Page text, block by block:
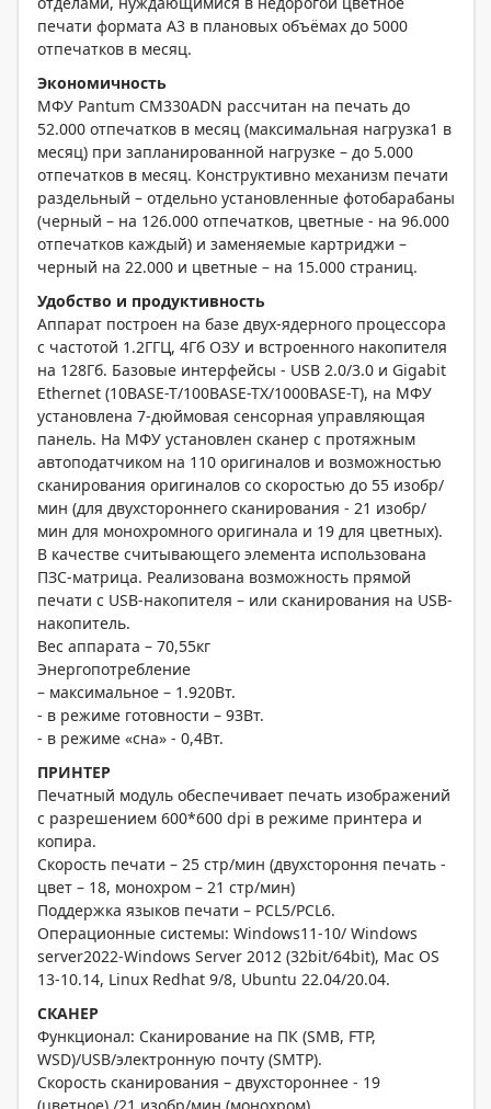
печати формата А3 в плановых объёмах до 5000
отпечатков в месяц.
Экономичность
МФУ Pantum СM330ADN рассчитан на печать до
52.000 отпечатков в месяц (максимальная нагрузка1 в
месяц) при запланированной нагрузке – до 5.000
отпечатков в месяц. Конструктивно механизм печати
раздельный – отдельно установленные фотобарабаны
(черный – на 126.000 отпечатков, цветные - на 96.000
отпечатков каждый) и заменяемые картриджи –
черный на 22.000 и цветные – на 15.000 страниц.
Удобство и продуктивность
Аппарат построен на базе двух-ядерного процессора
с частотой 1.2ГГЦ, 4Гб ОЗУ и встроенного накопителя
на 128Гб. Базовые интерфейсы - USB 2.0/3.0 и Gigabit
Ethernet (10BASE-T/100BASE-TX/1000BASE-T), на МФУ
установлена 7-дюймовая сенсорная управляющая
панель. На МФУ установлен сканер с протяжным
автоподатчиком на 110 оригиналов и возможностью
сканирования оригиналов со скоростью до 55 изобр/
мин (для двухстороннего сканирования - 21 изобр/
мин для монохромного оригинала и 19 для цветных).
В качестве считывающего элемента использована
ПЗС-матрица. Реализована возможность прямой
печати с USB-накопителя – или сканирования на USB-
накопитель.
Вес аппарата – 70,55кг
Энергопотребление
– максимальное – 1.920Вт.
- в режиме готовности – 93Вт.
- в режиме «сна» - 0,4Вт.
ПРИНТЕР
Печатный модуль обеспечивает печать изображений
с разрешением 600*600 dpi в режиме принтера и
копира.
Скорость печати – 25 стр/мин (двухстороння печать -
цвет – 18, монохром – 21 стр/мин)
Поддержка языков печати – PCL5/PCL6.
Операционные системы: Windows11-10/ Windows
server2022-Windows Server 2012 (32bit/64bit), Mac OS
13-10.14, Linux Redhat 9/8, Ubuntu 22.04/20.04.
СКАНЕР
Функционал: Сканирование на ПК (SMB, FTP,
WSD)/USB/электронную почту (SMTP).
Скорость сканирования – двухстороннее - 19